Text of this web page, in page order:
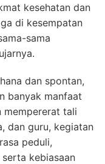
kesehatan dan
di kesempatan
sama
dan spontan,
banyak manfaat
mempererat tali
dan guru, kegiatan
peduli,
kebiasaan